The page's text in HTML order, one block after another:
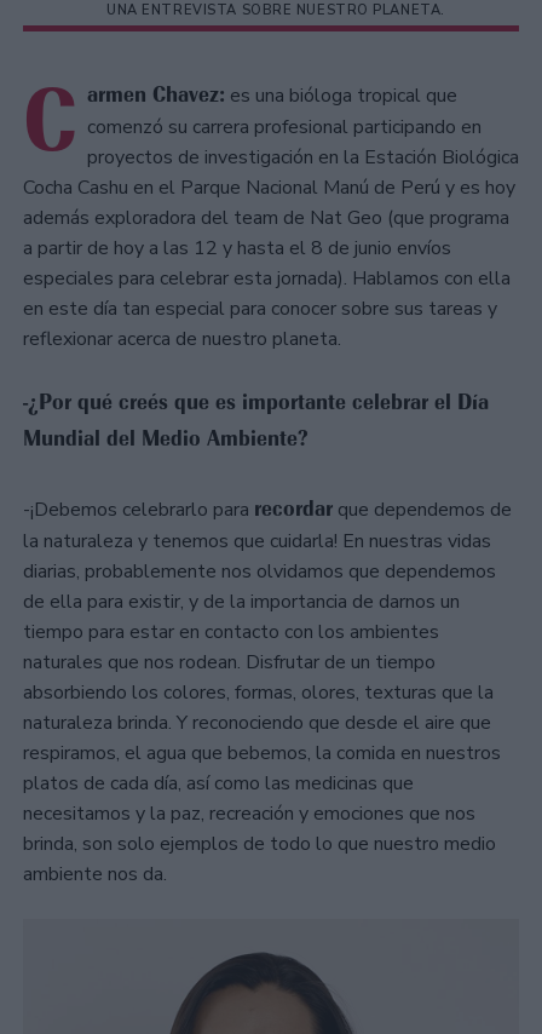
UNA ENTREVISTA SOBRE NUESTRO PLANETA.
C armen Chavez: es una bióloga tropical que
comenzó su carrera profesional participando en
proyectos de investigación en la Estación Biológica
Cocha Cashu en el Parque Nacional Manú de Perú y es hoy
además exploradora del team de Nat Geo (que programa
a partir de hoy a las 12 y hasta el 8 de junio envíos
especiales para celebrar esta jornada). Hablamos con ella
en este día tan especial para conocer sobre sus tareas y
reflexionar acerca de nuestro planeta.
-¿Por qué creés que es importante celebrar el Día
Mundial del Medio Ambiente?
-¡Debemos celebrarlo para recordar que dependemos de
la naturaleza y tenemos que cuidarla! En nuestras vidas
diarias, probablemente nos olvidamos que dependemos
de ella para existir, y de la importancia de darnos un
tiempo para estar en contacto con los ambientes
naturales que nos rodean. Disfrutar de un tiempo
absorbiendo los colores, formas, olores, texturas que la
naturaleza brinda. Y reconociendo que desde el aire que
respiramos, el agua que bebemos, la comida en nuestros
platos de cada día, así como las medicinas que
necesitamos y la paz, recreación y emociones que nos
brinda, son solo ejemplos de todo lo que nuestro medio
ambiente nos da.